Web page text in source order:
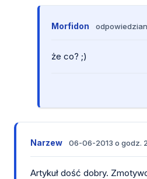
Morfidon
że co? ;)
Narzew 06-06-2013 o godz.
Artykuł dość dobry.